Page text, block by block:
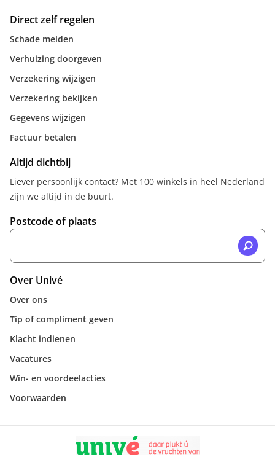
Direct zelf regelen
Schade melden
Verhuizing doorgeven
Verzekering wijzigen
Verzekering bekijken
Gegevens wijzigen
Factuur betalen
Altijd dichtbij
Liever persoonlijk contact? Met 100 winkels in heel Nederland
zijn we altijd in de buurt.
Postcode of plaats
Over Univé
Over ons
Tip of compliment geven
Klacht indienen
Vacatures
Win- en voordeelacties
Voorwaarden